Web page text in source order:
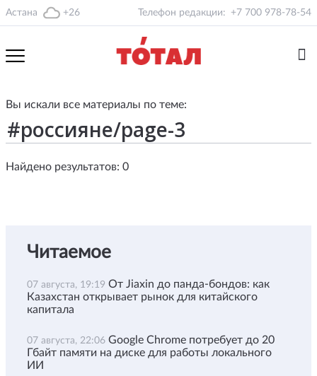
Астана +26 Телефон редакции: +7 700 978-78-54
Вы искали все материалы по теме:
Найдено результатов: 0
Читаемое
07 августа, 19:19 От Jiaxin до панда-бондов: как
Казахстан открывает рынок для китайского
капитала
07 августа, 22:06 Google Chrome потребует до 20
Гбайт памяти на диске для работы локального
ИИ